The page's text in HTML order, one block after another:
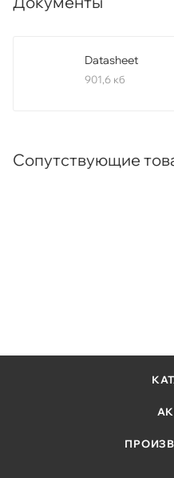
Datasheet
901,6 кб
Сопутствующие